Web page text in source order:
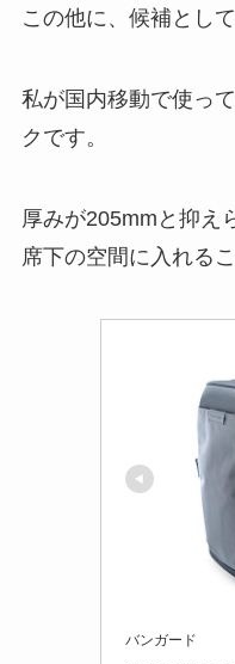
この他に、候補とし
私が国内移動で使っ
クです。
厚みが205mmと抑え
席下の空間に入れる
バンガード